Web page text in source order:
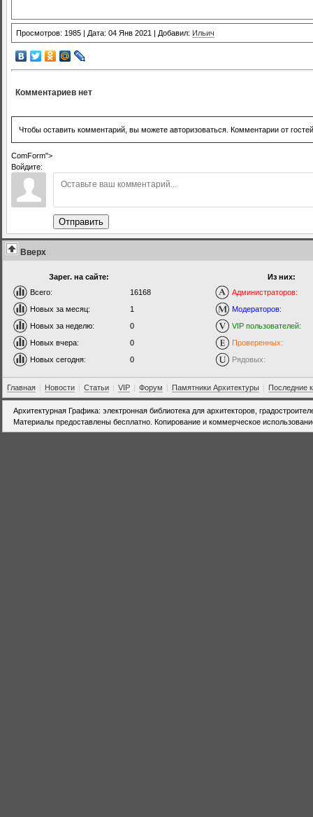
Просмотров: 1985 | Дата: 04 Янв 2021 | Добавил: Ильич
Комментариев нет
Чтобы оставить комментарий, вы можете авторизоваться. Комментарии от
ComForm">
Войдите:
Отправить
Вверх
Зарег. на сайте:
Всего:
16168
Новых за месяц:
1
Новых за неделю:
0
Новых вчера:
0
Новых сегодня:
0
Из них:
Администраторов:
Модераторов:
VIP пользователей:
Проверенных:
Рядовых:
Главная | Новости | Статьи | VIP | Форум | Памятники Архитектуры | Последние
Архитектурная Графика: электронная библиотека для архитекторов,
Материалы предоставлены бесплатно. Копирование и коммерческое